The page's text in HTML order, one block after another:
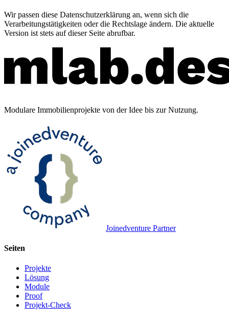
Wir passen diese Datenschutzerklärung an, wenn sich die
Verarbeitungstätigkeiten oder die Rechtslage ändern. Die aktuelle
Version ist stets auf dieser Seite abrufbar.
Modulare Immobilienprojekte von der Idee bis zur Nutzung.
Joinedventure Partner
Seiten
Projekte
Lösung
Module
Proof
Projekt-Check